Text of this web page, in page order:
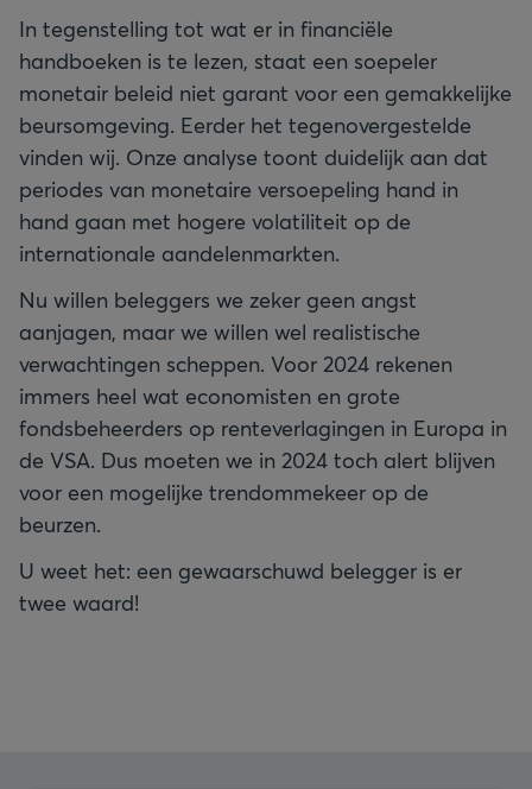
In tegenstelling tot wat er in financiële
handboeken is te lezen, staat een soepeler
monetair beleid niet garant voor een gemakkelijke
beursomgeving. Eerder het tegenovergestelde
vinden wij. Onze analyse toont duidelijk aan dat
periodes van monetaire versoepeling hand in
hand gaan met hogere volatiliteit op de
internationale aandelenmarkten.
Nu willen beleggers we zeker geen angst
aanjagen, maar we willen wel realistische
verwachtingen scheppen. Voor 2024 rekenen
immers heel wat economisten en grote
fondsbeheerders op renteverlagingen in Europa in
de VSA. Dus moeten we in 2024 toch alert blijven
voor een mogelijke trendommekeer op de
beurzen.
U weet het: een gewaarschuwd belegger is er
twee waard!